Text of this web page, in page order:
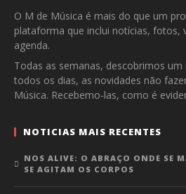
O M de Música é mais do que um
plataforma que inclui notícias, fotos,
agenda.
Todas as semanas, descobrimos
todos os dias, as novidades não
Música. Recebemo-las, como é
NOTICIAS MAIS RECENTES
NOS ALIVE: O ABRAÇO ONDE SE
SE AGITAM OS CORPOS